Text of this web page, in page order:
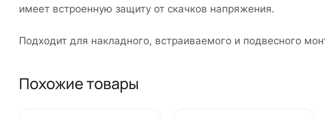
имеет встроенную защиту от скачков напряжения.
Подходит для накладного, встраиваемого и подвесного
Похожие товары